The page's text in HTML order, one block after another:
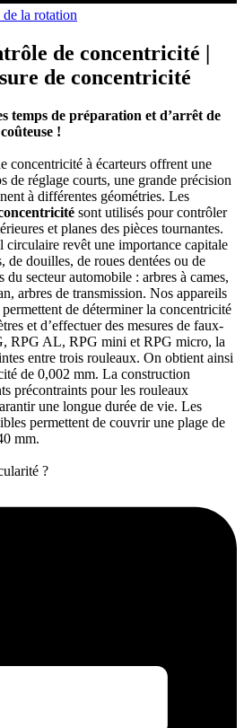
la rotation
de concentricité |
de concentricité
temps de préparation et d’arrêt de
!
concentricité à écarteurs offrent une
de réglage courts, une grande précision
à différentes géométries. Les
sont utilisés pour contrôler
et planes des pièces tournantes.
revêt une importance capitale
de douilles, de roues dentées ou de
du secteur automobile : arbres à cames,
arbres de transmission. Nos appareils
de déterminer la concentricité
et d’effectuer des mesures de faux-
RPG AL, RPG mini et RPG micro, la
entre trois rouleaux. On obtient ainsi
de 0,002 mm. La construction
précontraints pour les rouleaux
une longue durée de vie. Les
permettent de couvrir une plage de
mm.
?